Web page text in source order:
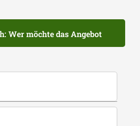
Wer möchte das Angebot